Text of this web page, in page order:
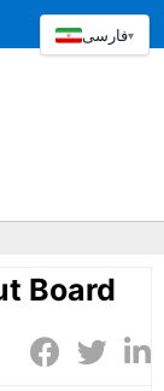
Board
فارسی▾